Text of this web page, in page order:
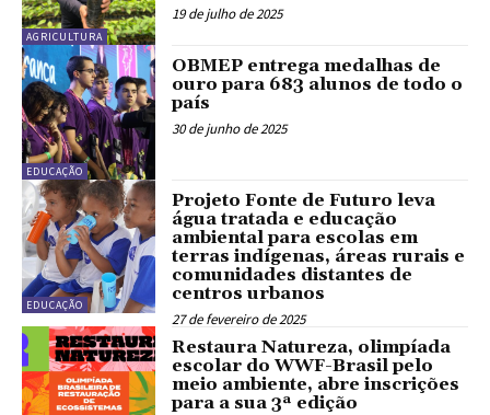
AGRICULTURA
19 de julho de 2025
EDUCAÇÃO
OBMEP entrega medalhas de
ouro para 683 alunos de todo o
país
30 de junho de 2025
EDUCAÇÃO
Projeto Fonte de Futuro leva
água tratada e educação
ambiental para escolas em
terras indígenas, áreas rurais e
comunidades distantes de
centros urbanos
27 de fevereiro de 2025
Restaura Natureza, olimpíada
escolar do WWF-Brasil pelo
meio ambiente, abre inscrições
para a sua 3ª edição